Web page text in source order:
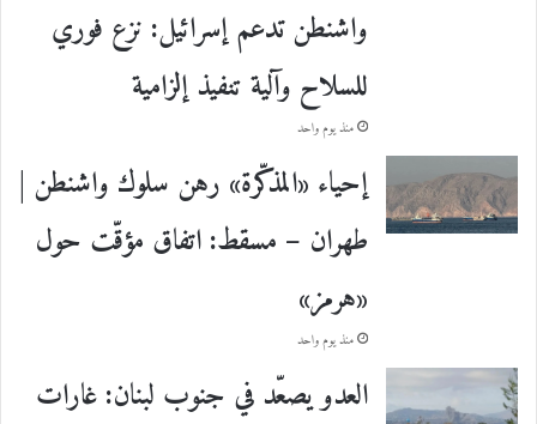
واشنطن تدعم إسرائيل: نزع فوري
للسلاح وآلية تنفيذ إلزامية
منذ يوم واحد
إحياء «المذكّرة» رهن سلوك واشنطن |
طهران – مسقط: اتفاق مؤقّت حول
«هرمز»
منذ يوم واحد
العدو يصعّد في جنوب لبنان: غارات